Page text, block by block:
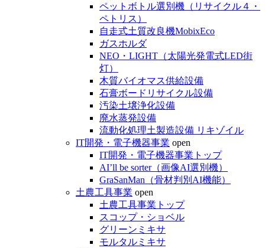
ペットボトル選別機（リサイクル４・
ペトリス）
自走式土質改良機MobixEco
ガスホルダ
NEO・LIGHT（太陽光発電式LED街
灯）
木質バイオマス供給設備
石膏ボードリサイクル設備
汚染土壌浄化設備
廃水蒸発設備
流動化処理土製造設備 リキゾイル
IT開発・電子機器事業 open
IT開発・電子機器事業トップ
AI’ll be sorter（画像AI選別機）
GraSanMan（骨材判別AI機能）
土農工具事業 open
土農工具事業トップ
スコップ・ショベル
グリーンミキサ
モルタルミキサ